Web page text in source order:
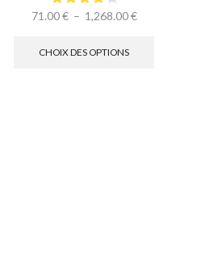
71.00€ – 1,268.00€
CHOIX DES OPTIONS